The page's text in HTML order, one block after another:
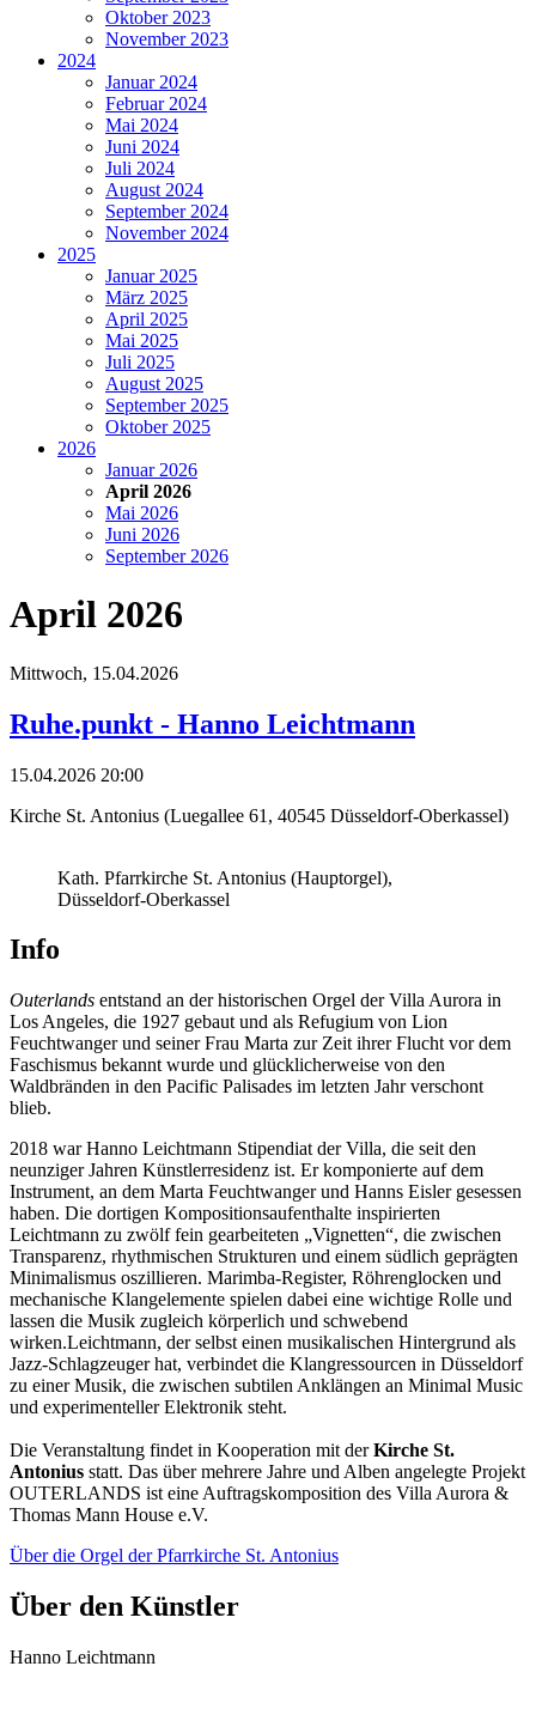
Oktober 2023
November 2023
2024
Januar 2024
Februar 2024
Mai 2024
Juni 2024
Juli 2024
August 2024
September 2024
November 2024
2025
Januar 2025
März 2025
April 2025
Mai 2025
Juli 2025
August 2025
September 2025
Oktober 2025
2026
Januar 2026
April 2026
Mai 2026
Juni 2026
September 2026
April 2026
Mittwoch, 15.04.2026
Ruhe.punkt - Hanno Leichtmann
15.04.2026 20:00
Kirche St. Antonius (Luegallee 61, 40545 Düsseldorf-Oberkassel)
Kath. Pfarrkirche St. Antonius (Hauptorgel),
Düsseldorf-Oberkassel
Info
Outerlands entstand an der historischen Orgel der Villa Aurora in
Los Angeles, die 1927 gebaut und als Refugium von Lion
Feuchtwanger und seiner Frau Marta zur Zeit ihrer Flucht vor dem
Faschismus bekannt wurde und glücklicherweise von den
Waldbränden in den Pacific Palisades im letzten Jahr verschont
blieb.
2018 war Hanno Leichtmann Stipendiat der Villa, die seit den
neunziger Jahren Künstlerresidenz ist. Er komponierte auf dem
Instrument, an dem Marta Feuchtwanger und Hanns Eisler gesessen
haben. Die dortigen Kompositionsaufenthalte inspirierten
Leichtmann zu zwölf fein gearbeiteten „Vignetten“, die zwischen
Transparenz, rhythmischen Strukturen und einem südlich geprägten
Minimalismus oszillieren. Marimba-Register, Röhrenglocken und
mechanische Klangelemente spielen dabei eine wichtige Rolle und
lassen die Musik zugleich körperlich und schwebend
wirken.Leichtmann, der selbst einen musikalischen Hintergrund als
Jazz-Schlagzeuger hat, verbindet die Klangressourcen in Düsseldorf
zu einer Musik, die zwischen subtilen Anklängen an Minimal Music
und experimenteller Elektronik steht.
Die Veranstaltung findet in Kooperation mit derKirche St.
Antonius statt. Das über mehrere Jahre und Alben angelegte Projekt
OUTERLANDS ist eine Auftragskomposition des Villa Aurora &
Thomas Mann House e.V.
Über die Orgel der Pfarrkirche St. Antonius
Über den Künstler
Hanno Leichtmann